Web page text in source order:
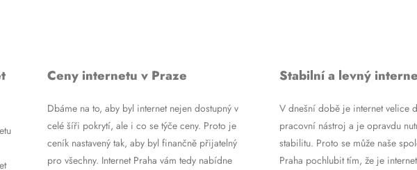
Ceny internetu v Praze
Dbáme na to, aby byl internet nejen dostupný v
celé šíři pokrytí, ale i co se týče ceny. Proto je
ceník nastavený tak, aby byl finančně přijatelný
pro všechny. Internet Praha vám tedy nabídne
Stabilní a levný
V dnešní době je internet velice
pracovní nástroj a je opravdu
stabilitu. Proto se může naše
Praha pochlubit tím, že je